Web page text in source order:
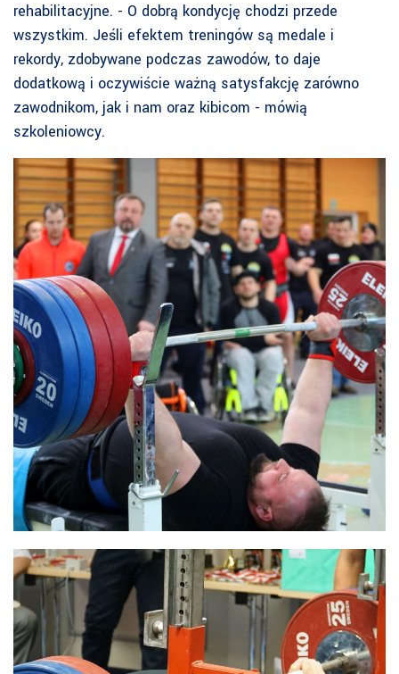
rehabilitacyjne. - O dobrą kondycję chodzi przede
wszystkim. Jeśli efektem treningów są medale i
rekordy, zdobywane podczas zawodów, to daje
dodatkową i oczywiście ważną satysfakcję zarówno
zawodnikom, jak i nam oraz kibicom - mówią
szkoleniowcy.